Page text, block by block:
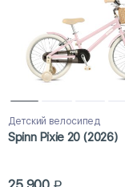
Детский велосипед
Spinn Pixie 20 (2026)